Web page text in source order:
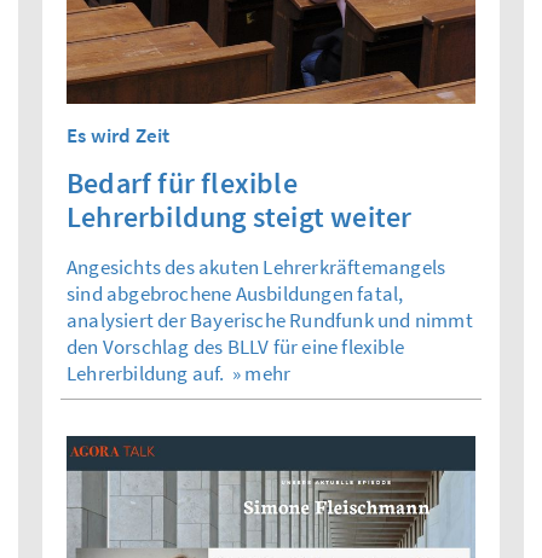
Es wird Zeit
Bedarf für flexible
Lehrerbildung steigt weiter
Angesichts des akuten Lehrerkräftemangels
sind abgebrochene Ausbildungen fatal,
analysiert der Bayerische Rundfunk und nimmt
den Vorschlag des BLLV für eine flexible
Lehrerbildung auf. » mehr